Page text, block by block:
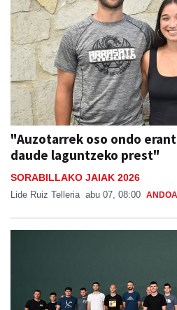
"Auzotarrek oso ondo
daude laguntzeko prest"
SORABILLAKO JAIAK 2026
Lide Ruiz Telleria abu 07, 08:00